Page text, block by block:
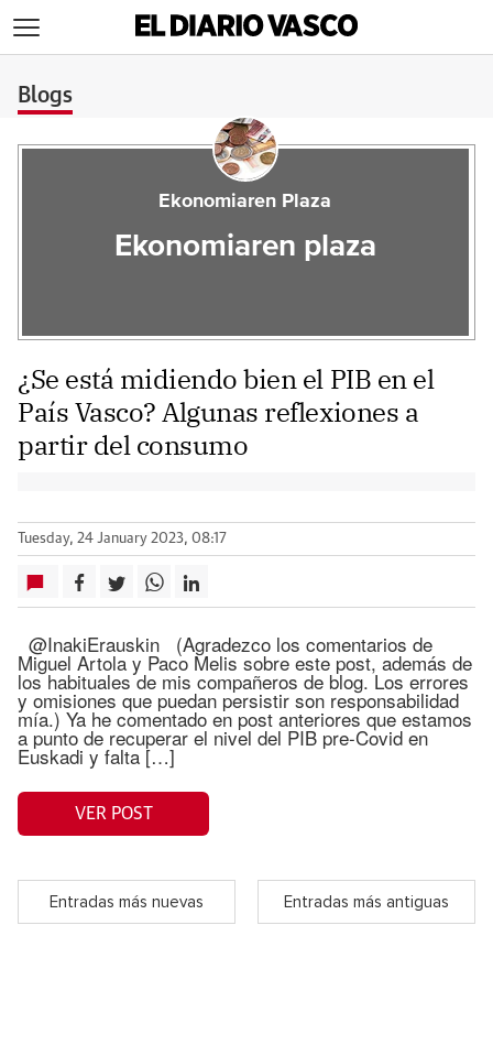
Blogs
Ekonomiaren Plaza
Ekonomiaren plaza
¿Se está midiendo bien el PIB en el
País Vasco? Algunas reflexiones a
partir del consumo
Tuesday, 24 January 2023, 08:17
@InakiErauskin (Agradezco los comentarios de
Miguel Artola y Paco Melis sobre este post, además de
los habituales de mis compañeros de blog. Los errores
y omisiones que puedan persistir son responsabilidad
mía.) Ya he comentado en post anteriores que estamos
a punto de recuperar el nivel del PIB pre-Covid en
Euskadi y falta […]
VER POST
Entradas más nuevas Entradas más antiguas